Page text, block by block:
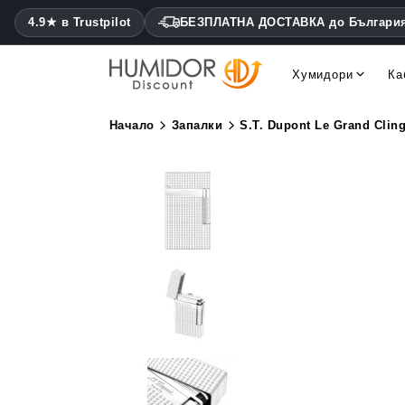
4.9★ в Trustpilot БЕЗПЛАТНА ДОСТАВКА до
Хумидори
Начало Запалки S.T. Dupont Le Grand